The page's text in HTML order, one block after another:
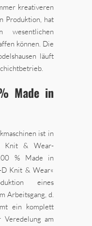
kreativeren
Produktion, hat
können. Die
läuft
Made in
ist in
Knit & Wear-
% Made in
D Knit & Wear«
eines
Arbeitsgang, d.
ein komplett
am